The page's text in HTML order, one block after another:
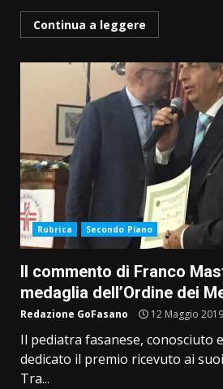
Continua a leggere
Rubrica Secondo Piano
Il commento di Franco
medaglia dell’Ordine dei
Redazione GoFasano 12 Maggio
Il pediatra fasanese, conosciuto
dedicato il premio ricevuto ai
Tra...